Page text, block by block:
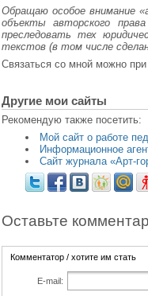
Обращаю особое внимание
объекты авторского
преследовать тех
текстов (в том числе
Связаться со мной можно
Другие мои сайты
Рекомендую также посетить:
Мой сайт о работе
Информационное
Сайт журнала «Арт-
Оставьте
Комментатор / хотите им стать
E-mail: